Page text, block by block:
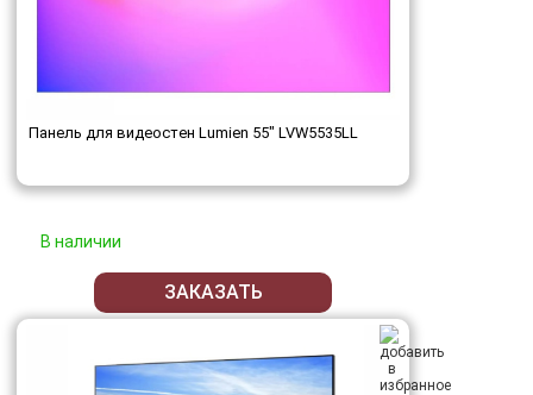
Панель для видеостен Lumien 55" LVW5535LL
В наличии
ЗАКАЗАТЬ